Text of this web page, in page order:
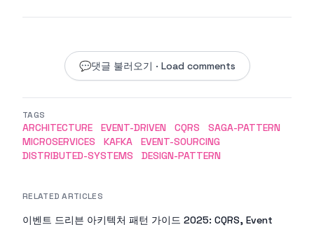
💬댓글 불러오기 · Load comments
TAGS
ARCHITECTURE EVENT-DRIVEN CQRS
SAGA-PATTERN
MICROSERVICES
KAFKA
EVENT-SOURCING
DISTRIBUTED-SYSTEMS
DESIGN-PATTERN
RELATED ARTICLES
이벤트 드리븐 아키텍처 패턴 가이드 2025: CQRS, Event